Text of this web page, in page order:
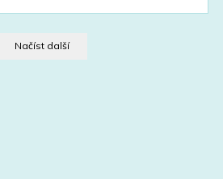
was:
is:
Načíst další